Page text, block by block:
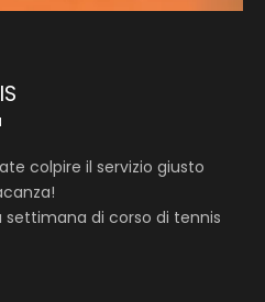
colpire il servizio giusto
di corso di tennis